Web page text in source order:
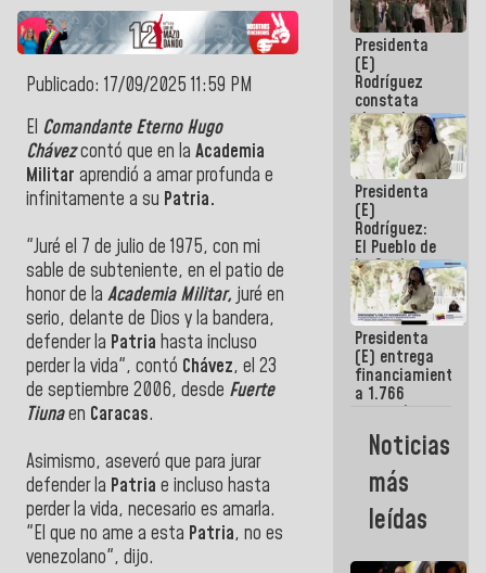
Publicado: 17/09/2025 11:59 PM
El Comandante Eterno Hugo
Chávezcontó que en la Academia
Militar aprendió a amar profunda e
infinitamente a su Patria.
"Juré el 7 de julio de 1975, con mi
sable de subteniente, en el patio de
honor de la Academia Militar, juré en
serio, delante de Dios y la bandera,
defender la Patria hasta incluso
perder la vida", contó Chávez, el 23
de septiembre 2006, desde Fuerte
Tiunaen Caracas.
Asimismo, aseveró que para jurar
defender la Patria e incluso hasta
perder la vida, necesario es amarla.
"El que no ame a esta Patria, no es
venezolano", dijo.
logístico y
turístico
para La
Guaira
Presidenta
(E)
Rodríguez
constata
obras de
rehabilitación
de Escuela
Militar de
Mamo en La
Guaira
Presidenta
(E)
Rodríguez:
El Pueblo de
La Guaira
siempre
estará
acompañada
por el
Gobierno
Nacional
Presidenta
(E) entrega
financiamientos
a 1.766
comerciantes
emprendedores
afectados
por
terremotos
Noticias
más
leídas